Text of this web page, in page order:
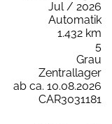
Jul / 2026
Automatik
1.432 km
5
Grau
Zentrallager
ab ca. 10.08.2026
CAR3031181